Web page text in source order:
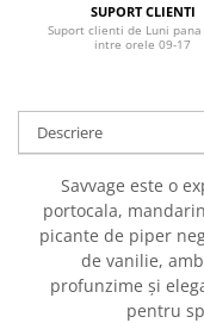
SUPORT CLIENTI
Suport clienti de Luni pana
intre orele 09-17
Descriere
Savvage este o
portocala,
picante de piper
de vanilie,
profunzime și
pentru